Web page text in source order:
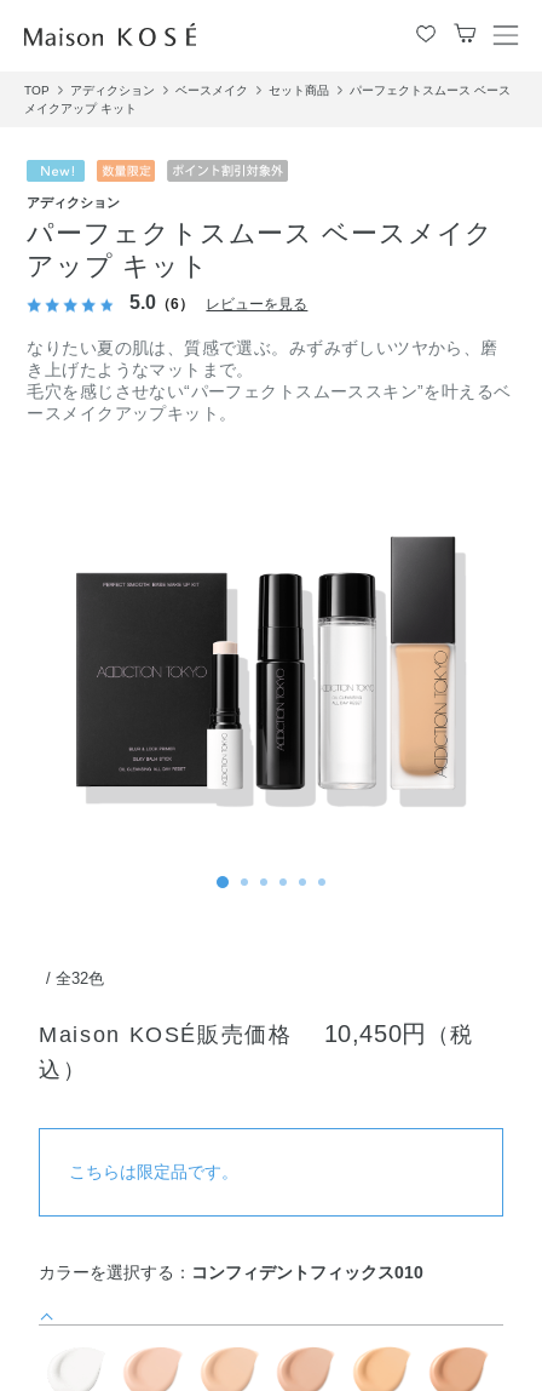
メ
ュ
TOP アディクション ベースメイク セット商品
パーフェクトスムース ベース
メイクアップ キット
アディクション
パーフェクトスムース ベースメイク
アップ キット
5.0 （6） レビューを見る
なりたい夏の肌は、質感で選ぶ。みずみずしいツヤから、磨
き上げたようなマットまで。
毛穴を感じさせない“パーフェクトスムーススキン”を叶えるベ
ースメイクアップキット。
全32色
Maison KOSÉ販売価格 10,450円
（税
込）
こちらは限定品です。
カラーを選択する： コンフィデントフィックス010